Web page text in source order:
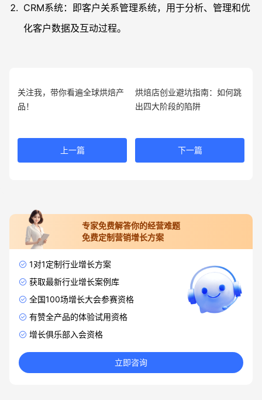
CRM系统：即客户关系管理系统，用于分析、管理和优
化客户数据及互动过程。
关注我，带你看遍全球烘焙产
品！
上一篇
烘焙店创业避坑指南：如何跳
出四大阶段的陷阱
下一篇
专家免费解答你的经营难题
免费定制营销增长方案
1对1定制行业增长方案
获取最新行业增长案例库
全国100场增长大会参赛资格
有赞全产品的体验试用资格
增长俱乐部入会资格
立即咨询